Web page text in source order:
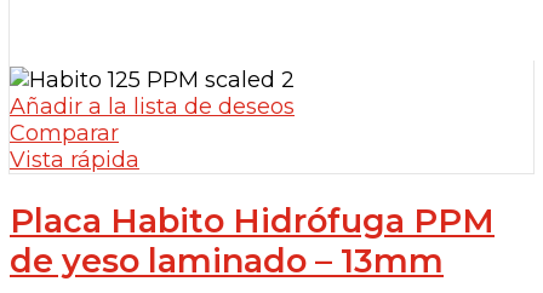
Añadir a la lista de deseos
Comparar
Vista rápida
Placa Habito Hidrófuga PPM
de yeso laminado – 13mm